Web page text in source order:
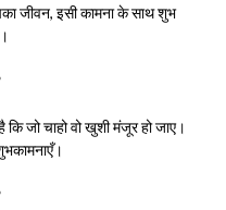
जीवन, इसी कामना के साथ शुभ
जो चाहो वो खुशी मंजूर हो जाए।